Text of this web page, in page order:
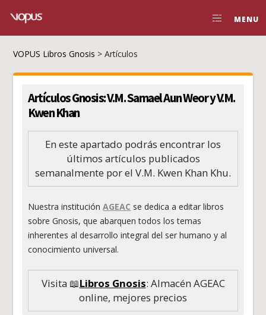
MENU
VOPUS Libros Gnosis >Artículos
Artículos Gnosis: V.M. Samael Aun Weor y V.M.
Kwen Khan
En este apartado podrás encontrar los
últimos artículos publicados
semanalmente por el V.M. Kwen Khan Khu.
Nuestra instituciónAGEAC se dedica a editarlibros
sobre Gnosis, que abarquen todos los temas
inherentes al desarrollo integral del ser humano y al
conocimiento universal.
Visita 📖Libros Gnosis: Almacén AGEAC
online, mejores precios